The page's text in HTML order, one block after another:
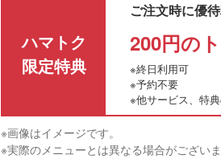
ハマトク
限定特典
ご注文時に優
200円の
※終日利用可
※予約不要
※他サービス、特
※画像はイメージです。
※実際のメニューとは異なる場合がござい